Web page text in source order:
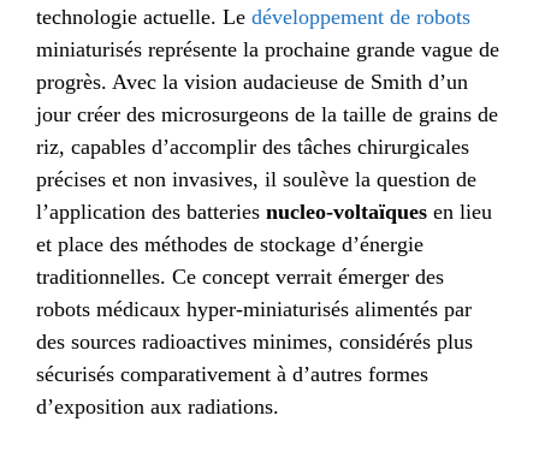
technologie actuelle. Le développement de robots
miniaturisés représente la prochaine grande vague de
progrès. Avec la vision audacieuse de Smith d’un
jour créer des microsurgeons de la taille de grains de
riz, capables d’accomplir des tâches chirurgicales
précises et non invasives, il soulève la question de
l’application des batteries nucleo-voltaïques en lieu
et place des méthodes de stockage d’énergie
traditionnelles. Ce concept verrait émerger des
robots médicaux hyper-miniaturisés alimentés par
des sources radioactives minimes, considérés plus
sécurisés comparativement à d’autres formes
d’exposition aux radiations.